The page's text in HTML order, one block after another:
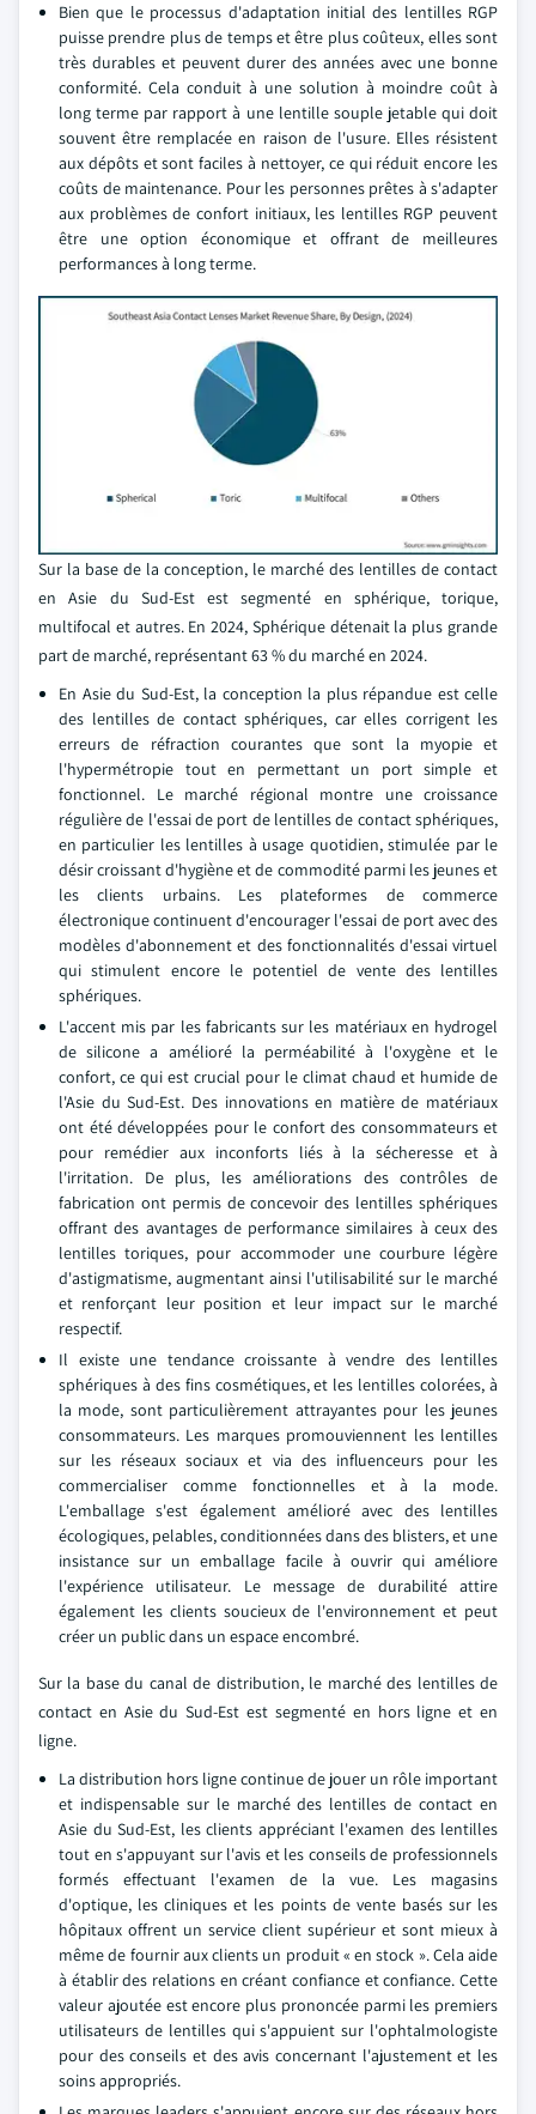
Bien que le processus d'adaptation initial des lentilles RGP
puisse prendre plus de temps et être plus coûteux, elles sont
très durables et peuvent durer des années avec une bonne
conformité. Cela conduit à une solution à moindre coût à
long terme par rapport à une lentille souple jetable qui doit
souvent être remplacée en raison de l'usure. Elles résistent
aux dépôts et sont faciles à nettoyer, ce qui réduit encore les
coûts de maintenance. Pour les personnes prêtes à s'adapter
aux problèmes de confort initiaux, les lentilles RGP peuvent
être une option économique et offrant de meilleures
performances à long terme.
Sur la base de la conception, le marché des lentilles de contact
en Asie du Sud-Est est segmenté en sphérique, torique,
multifocal et autres. En 2024, Sphérique détenait la plus grande
part de marché, représentant 63 % du marché en 2024.
En Asie du Sud-Est, la conception la plus répandue est celle
des lentilles de contact sphériques, car elles corrigent les
erreurs de réfraction courantes que sont la myopie et
l'hypermétropie tout en permettant un port simple et
fonctionnel. Le marché régional montre une croissance
régulière de l'essai de port de lentilles de contact sphériques,
en particulier les lentilles à usage quotidien, stimulée par le
désir croissant d'hygiène et de commodité parmi les jeunes et
les clients urbains. Les plateformes de commerce
électronique continuent d'encourager l'essai de port avec des
modèles d'abonnement et des fonctionnalités d'essai virtuel
qui stimulent encore le potentiel de vente des lentilles
sphériques.
L'accent mis par les fabricants sur les matériaux en hydrogel
de silicone a amélioré la perméabilité à l'oxygène et le
confort, ce qui est crucial pour le climat chaud et humide de
l'Asie du Sud-Est. Des innovations en matière de matériaux
ont été développées pour le confort des consommateurs et
pour remédier aux inconforts liés à la sécheresse et à
l'irritation. De plus, les améliorations des contrôles de
fabrication ont permis de concevoir des lentilles sphériques
offrant des avantages de performance similaires à ceux des
lentilles toriques, pour accommoder une courbure légère
d'astigmatisme, augmentant ainsi l'utilisabilité sur le marché
et renforçant leur position et leur impact sur le marché
respectif.
Il existe une tendance croissante à vendre des lentilles
sphériques à des fins cosmétiques, et les lentilles colorées, à
la mode, sont particulièrement attrayantes pour les jeunes
consommateurs. Les marques promouviennent les lentilles
sur les réseaux sociaux et via des influenceurs pour les
commercialiser comme fonctionnelles et à la mode.
L'emballage s'est également amélioré avec des lentilles
écologiques, pelables, conditionnées dans des blisters, et une
insistance sur un emballage facile à ouvrir qui améliore
l'expérience utilisateur. Le message de durabilité attire
également les clients soucieux de l'environnement et peut
créer un public dans un espace encombré.
Sur la base du canal de distribution, le marché des lentilles de
contact en Asie du Sud-Est est segmenté en hors ligne et en
ligne.
La distribution hors ligne continue de jouer un rôle important
et indispensable sur le marché des lentilles de contact en
Asie du Sud-Est, les clients appréciant l'examen des lentilles
tout en s'appuyant sur l'avis et les conseils de professionnels
formés effectuant l'examen de la vue. Les magasins
d'optique, les cliniques et les points de vente basés sur les
hôpitaux offrent un service client supérieur et sont mieux à
même de fournir aux clients un produit « en stock ». Cela aide
à établir des relations en créant confiance et confiance. Cette
valeur ajoutée est encore plus prononcée parmi les premiers
utilisateurs de lentilles qui s'appuient sur l'ophtalmologiste
pour des conseils et des avis concernant l'ajustement et les
soins appropriés.